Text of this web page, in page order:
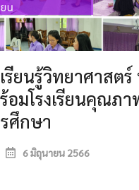
รียนรู้วิทยาศาสต
อมโรงเรียนคุณภ
ศึกษา
6 มิถุนายน 2566